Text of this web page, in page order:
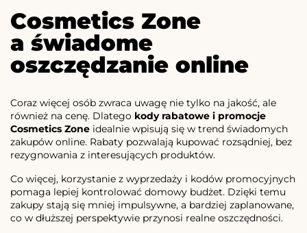
Cosmetics Zone
a świadome
oszczędzanie online
Coraz więcej osób zwraca uwagę nie tylko na jakość, ale
również na cenę. Dlatego kody rabatowe i promocje
Cosmetics Zone idealnie wpisują się w trend świadomych
zakupów online. Rabaty pozwalają kupować rozsądniej, bez
rezygnowania z interesujących produktów.
Co więcej, korzystanie z wyprzedaży i kodów promocyjnych
pomaga lepiej kontrolować domowy budżet. Dzięki temu
zakupy stają się mniej impulsywne, a bardziej zaplanowane,
co w dłuższej perspektywie przynosi realne oszczędności.